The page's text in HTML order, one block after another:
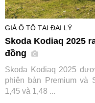
GIÁ Ô TÔ TẠI ĐẠI LÝ
Skoda Kodiaq 2025
đồng
Skoda Kodiaq 2025
phiên bản Premium
1,45 và 1,48 ...